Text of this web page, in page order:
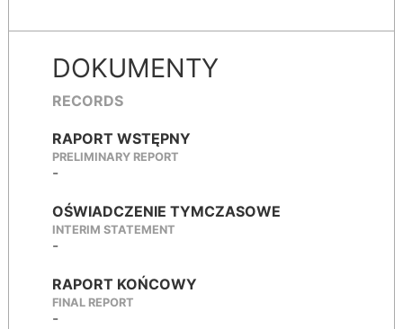
DOKUMENTY
RECORDS
RAPORT WSTĘPNY
PRELIMINARY REPORT
-
OŚWIADCZENIE TYMCZASOWE
INTERIM STATEMENT
-
RAPORT KOŃCOWY
FINAL REPORT
-